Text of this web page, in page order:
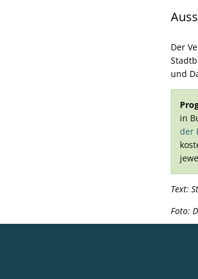
Der
und
in
der
Text:
Foto: